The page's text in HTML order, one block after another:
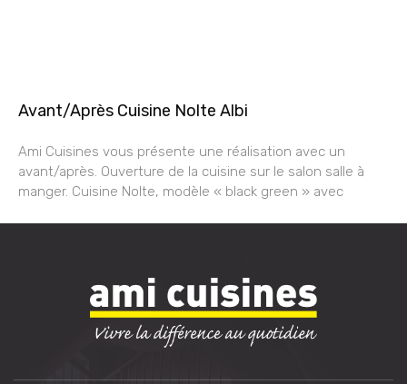
Avant/Après Cuisine Nolte Albi
Ami Cuisines vous présente une réalisation avec un
avant/après. Ouverture de la cuisine sur le salon salle à
manger. Cuisine Nolte, modèle « black green » avec